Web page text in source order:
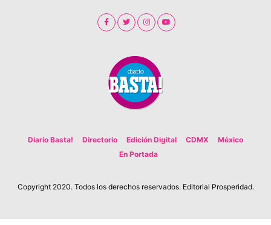
Diario Basta! Directorio Edición Digital CDMX
México
En Portada
Copyright 2020. Todos los derechos reservados. Editorial Prosperidad.